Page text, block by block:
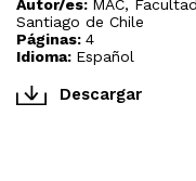
Autor/es: MAC,
Santiago de Chile
Páginas: 4
Idioma: Español
Descargar